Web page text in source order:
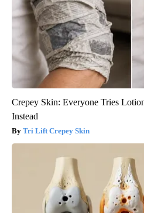
Crepey Skin: Everyone Tries
Instead
Tri Lift Crepey Skin